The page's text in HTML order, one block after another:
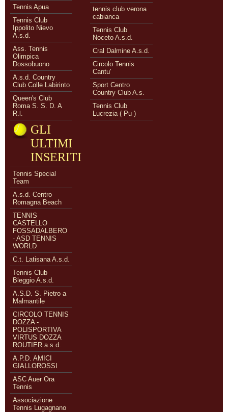
Tennis Apua
Tennis Club
Ippolito Nievo
A.s.d.
Ass. Tennis
Olimpica
Dossobuono
A.s.d. Country
Club Colle Labirinto
Queen's Club
Roma S. S. D. A
R.l.
tennis club verona
cabianca
Tennis Club
Noceto A.s.d.
Cral Dalmine A.s.d.
Circolo Tennis
Cantu'
Sport Centro
Country Club A.s.
Tennis Club
Lucrezia ( Pu )
GLI
ULTIMI
INSERITI
Tennis Special
Team
A.s.d. Centro
Romagna Beach
TENNIS
CASTELLO
FOSSADALBERO
- ASD TENNIS
WORLD
C.t. Latisana A.s.d.
Tennis Club
Bleggio A.s.d.
A.S.D. S. Pietro a
Malmantile
CIRCOLO TENNIS
DOZZA -
POLISPORTIVA
VIRTUS DOZZA
ROUTIER a.s.d.
A.P.D. AMICI
GIALLOROSSI
ASC Auer Ora
Tennis
Associazione
Tennis Lugagnano